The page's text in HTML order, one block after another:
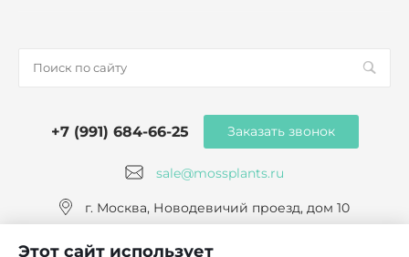
sale@mossplants.ru
+7 (991) 684-66-25
г. Москва, Новодевичий проезд, дом 10
Заказать звонок
Этот сайт использует